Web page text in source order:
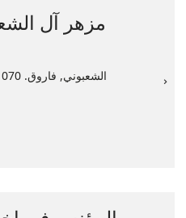
مزهر آل
Livre | الشعبوني, فاروق. 070 | 1995